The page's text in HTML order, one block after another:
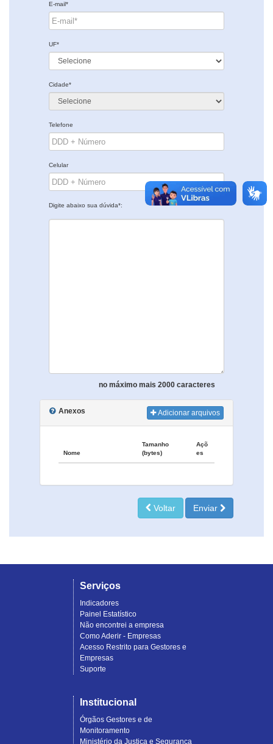
E-mail*
UF*
Cidade*
Telefone
Celular
Digite abaixo sua dúvida*:
no máximo mais 2000 caracteres
Anexos Adicionar arquivos
Nome
Tamanho
(bytes)
Açõ
es
Voltar Enviar
Serviços
Indicadores
Painel Estatístico
Não encontrei a empresa
Como Aderir - Empresas
Acesso Restrito para Gestores e
Empresas
Suporte
Institucional
Órgãos Gestores e de
Monitoramento
Ministério da Justiça e Segurança